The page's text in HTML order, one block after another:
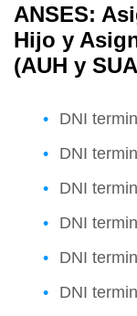
ANSES:
Hijo y
(AUH y
DNI
DNI
DNI
DNI
DNI
DNI